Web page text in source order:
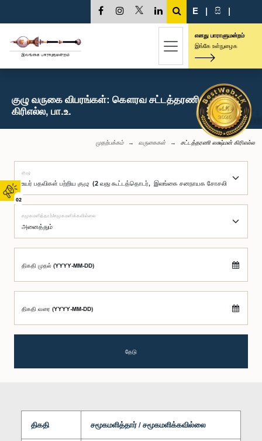
02
E | සි |
எனது பாராளுமன்றம்
இங்கே உள்நுழைக
குழு வருகை விபரங்கள்: கௌரவ சட்டத்தரணி லக்ஷ்மன்
கிரிஎல்ல, பா.உ.
முதற்பக்கம் வருகைகள் சட்டத்தரணி லக்ஷ்மன் கிரிஎல்ல
குழு
சமூகமளித்தார்/சமூகமளிக்கவில்லை
திகதி முதல் (YYYY-MM-DD)
திகதி வரை (YYYY-MM-DD)
தேடு
திகதி சமூகமளித்தார் / சமூகமளிக்கவில்லை